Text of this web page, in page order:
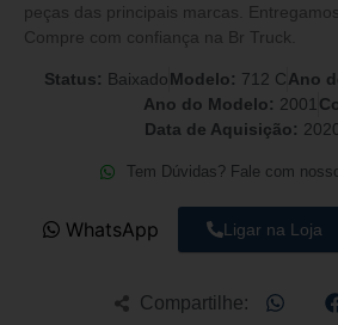
peças das principais marcas.
Compre com confiança na Br Truck.
Status: BaixadoModelo: 712 CAno
Ano do Modelo: 2001
Data de Aquisição:
Tem Dúvidas? Fale com
WhatsApp Ligar na Loja
Compartilhe: